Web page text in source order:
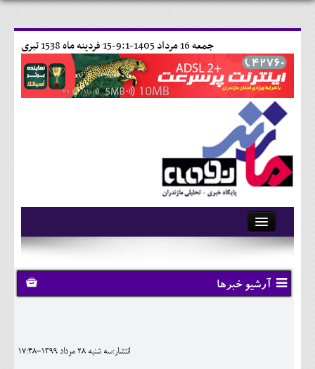
15 فردينه ماه 1538 تبری جمعه 16 مرداد 1405-9:1-
آرشیو
تماس با ما
وبلاگ
آرشیو خبرها
انتشار:سه شنبه 28 مرداد 1399-17:48